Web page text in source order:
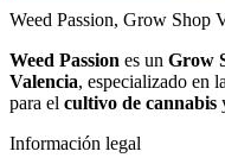
Weed Passion, Grow Shop
Weed Passion es un Grow
Valencia, especializado en
para el cultivo de cannabis
Información legal